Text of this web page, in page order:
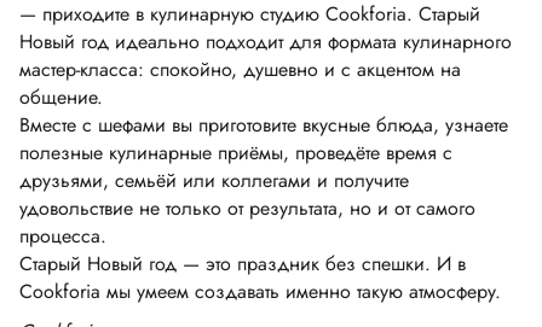
— приходите в кулинарную студию Cookforia. Старый
Новый год идеально подходит для формата кулинарного
мастер-класса: спокойно, душевно и с акцентом на
общение.
Вместе с шефами вы приготовите вкусные блюда, узнаете
полезные кулинарные приёмы, проведёте время с
друзьями, семьёй или коллегами и получите
удовольствие не только от результата, но и от самого
процесса.
Старый Новый год — это праздник без спешки. И в
Cookforia мы умеем создавать именно такую атмосферу.